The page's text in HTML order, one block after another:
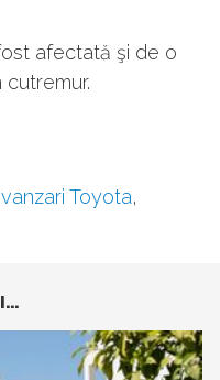
afectată şi de o
vanzari Toyota,